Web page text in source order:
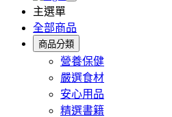
主選單
全部商品
商品分類
營養保健
嚴選食材
安心用品
精選書籍